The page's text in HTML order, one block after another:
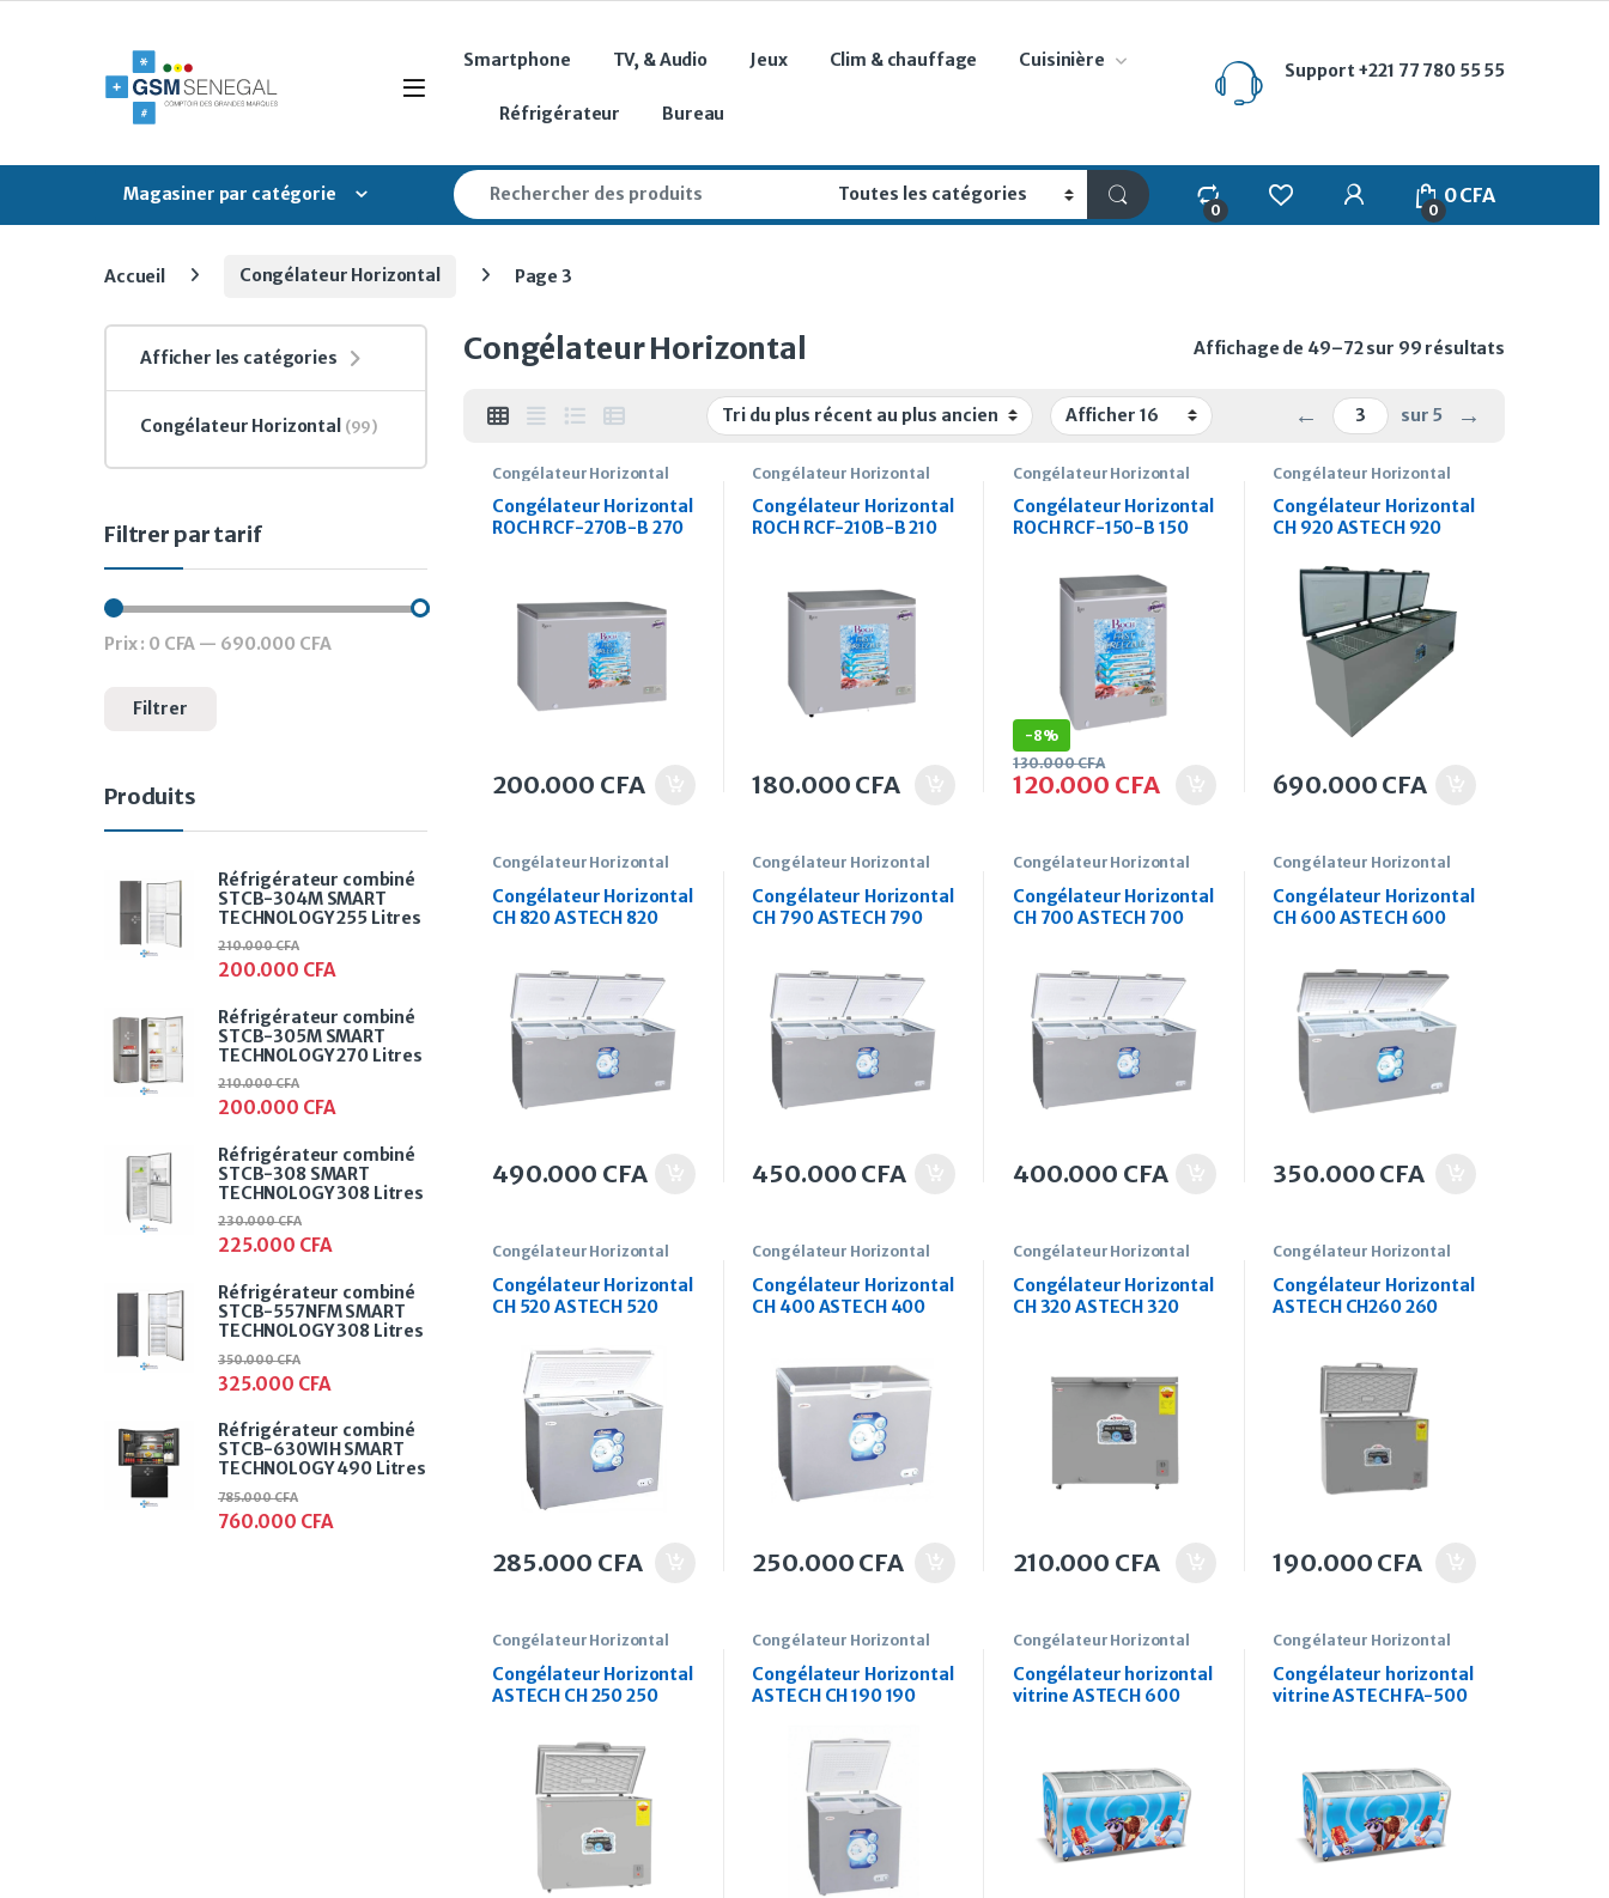
Open
Smartphone TV, & Audio Jeux Clim & chauffage Cuisinière
Réfrigérateur Bureau
Support +221 77 780 55 55
Magasiner par catégorie
Search for:
0
My Account
0
0CFA
Accueil Congélateur Horizontal Page 3
Congélateur Horizontal Affichage de 49–72 sur 99 résultats
← sur 5 →
Congélateur Horizontal
Congélateur Horizontal
ROCH RCF-270B-B 270
200.000 CFA
Congélateur Horizontal
Congélateur Horizontal
ROCH RCF-210B-B 210
180.000 CFA
Congélateur Horizontal
Congélateur Horizontal
ROCH RCF-150-B 150
-8%
120.000 CFA
130.000CFA
Congélateur Horizontal
Congélateur Horizontal
CH 920 ASTECH 920
690.000 CFA
Congélateur Horizontal
Congélateur Horizontal
CH 820 ASTECH 820
490.000 CFA
Congélateur Horizontal
Congélateur Horizontal
CH 790 ASTECH 790
450.000 CFA
Congélateur Horizontal
Congélateur Horizontal
CH 700 ASTECH 700
400.000 CFA
Congélateur Horizontal
Congélateur Horizontal
CH 600 ASTECH 600
350.000 CFA
Congélateur Horizontal
Congélateur Horizontal
CH 520 ASTECH 520
285.000 CFA
Congélateur Horizontal
Congélateur Horizontal
CH 400 ASTECH 400
250.000 CFA
Congélateur Horizontal
Congélateur Horizontal
CH 320 ASTECH 320
210.000 CFA
Congélateur Horizontal
Congélateur Horizontal
ASTECH CH260 260
190.000 CFA
Congélateur Horizontal
Congélateur Horizontal
ASTECH CH 250 250
Congélateur Horizontal
Congélateur Horizontal
ASTECH CH 190 190
Congélateur Horizontal
Congélateur horizontal
vitrine ASTECH 600
Congélateur Horizontal
Congélateur horizontal
vitrine ASTECH FA-500
Afficher les catégories
Congélateur Horizontal (99)
Filtrer par tarif
Prix min
Prix max
Filtrer
Prix : 0 CFA — 690.000 CFA
Produits
Réfrigérateur combiné
STCB-304M SMART
TECHNOLOGY 255 Litres
200.000 CFA
210.000CFA
Réfrigérateur combiné
STCB-305M SMART
TECHNOLOGY 270 Litres
200.000 CFA
210.000CFA
Réfrigérateur combiné
STCB-308 SMART
TECHNOLOGY 308 Litres
225.000 CFA
230.000CFA
Réfrigérateur combiné
STCB-557NFM SMART
TECHNOLOGY 308 Litres
325.000 CFA
350.000CFA
Réfrigérateur combiné
STCB-630WIH SMART
TECHNOLOGY 490 Litres
760.000 CFA
785.000CFA